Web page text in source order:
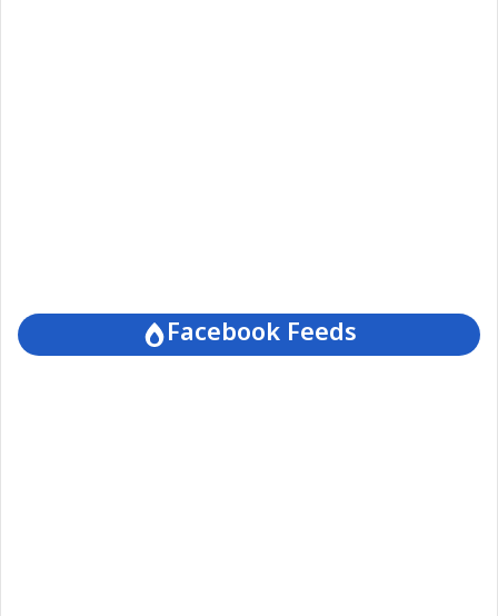
Facebook Feeds